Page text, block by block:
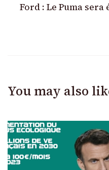
Ford : Le Puma
You may also